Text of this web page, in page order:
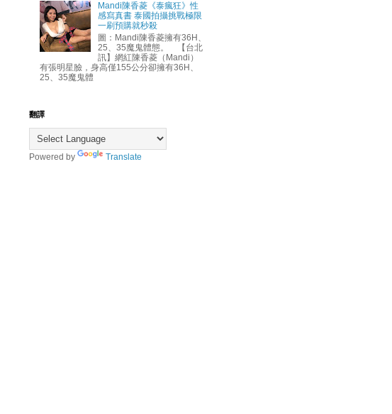
Mandi陳香菱《泰瘋狂》性
感寫真書 泰國拍攝挑戰極限
一刷預購就秒殺
圖：Mandi陳香菱擁有36H、
25、35魔鬼體態。 【台北
訊】網紅陳香菱（Mandi）
有張明星臉，身高僅155公分卻擁有36H、
25、35魔鬼體
翻譯
Powered by Translate